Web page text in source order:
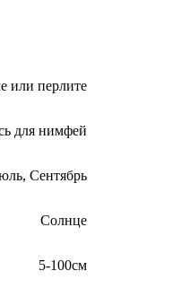
или перлите
для нимфей
, Сентябрь
Солнце
5-100см